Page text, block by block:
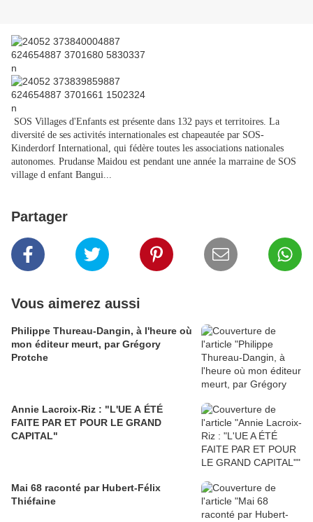
SOS Villages d'Enfants est présente dans 132 pays et territoires. La
diversité de ses activités internationales est chapeautée par SOS-
Kinderdorf International, qui fédère toutes les associations nationales
autonomes. Prudanse Maidou est pendant une année la marraine de SOS
village d enfant Bangui...
Partager
Vous aimerez aussi
Philippe Thureau-Dangin, à l'heure où
mon éditeur meurt, par Grégory
Protche
Annie Lacroix-Riz : "L'UE A ÉTÉ
FAITE PAR ET POUR LE GRAND
CAPITAL"
Mai 68 raconté par Hubert-Félix
Thiéfaine